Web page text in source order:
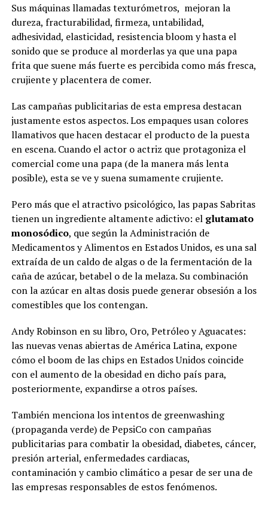
Sus máquinas llamadas texturómetros, mejoran la
dureza, fracturabilidad, firmeza, untabilidad,
adhesividad, elasticidad, resistencia bloom y hasta el
sonido que se produce al morderlas ya que una papa
frita que suene más fuerte es percibida como más fresca,
crujiente y placentera de comer.
Las campañas publicitarias de esta empresa destacan
justamente estos aspectos. Los empaques usan colores
llamativos que hacen destacar el producto de la puesta
en escena. Cuando el actor o actriz que protagoniza el
comercial come una papa (de la manera más lenta
posible), esta se ve y suena sumamente crujiente.
Pero más que el atractivo psicológico, las papas Sabritas
tienen un ingrediente altamente adictivo: el glutamato
monosódico, que según la Administración de
Medicamentos y Alimentos en Estados Unidos, es una sal
extraída de un caldo de algas o de la fermentación de la
caña de azúcar, betabel o de la melaza. Su combinación
con la azúcar en altas dosis puede generar obsesión a los
comestibles que los contengan.
Andy Robinson en su libro, Oro, Petróleo y Aguacates:
las nuevas venas abiertas de América Latina, expone
cómo el boom de las chips en Estados Unidos coincide
con el aumento de la obesidad en dicho país para,
posteriormente, expandirse a otros países.
También menciona los intentos de greenwashing
(propaganda verde) de PepsiCo con campañas
publicitarias para combatir la obesidad, diabetes, cáncer,
presión arterial, enfermedades cardiacas,
contaminación y cambio climático a pesar de ser una de
las empresas responsables de estos fenómenos.